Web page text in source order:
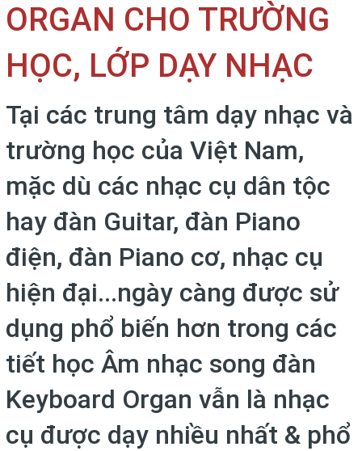
ORGAN CHO TRƯỜNG
HỌC, LỚP DẠY NHẠC
Tại các trung tâm dạy nhạc và
trường học của Việt Nam,
mặc dù các nhạc cụ dân tộc
hay đàn Guitar, đàn Piano
điện, đàn Piano cơ, nhạc cụ
hiện đại...ngày càng được sử
dụng phổ biến hơn trong các
tiết học Âm nhạc song đàn
Keyboard Organ vẫn là nhạc
cụ được dạy nhiều nhất & phổ